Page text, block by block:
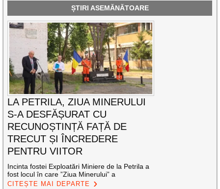
ȘTIRI ASEMĂNĂTOARE
LA PETRILA, ZIUA MINERULUI
S-A DESFĂȘURAT CU
RECUNOȘTINȚĂ FAȚĂ DE
TRECUT ȘI ÎNCREDERE
PENTRU VIITOR
Incinta fostei Exploatări Miniere de la Petrila a
fost locul în care ”Ziua Minerului” a
CITEȘTE MAI DEPARTE